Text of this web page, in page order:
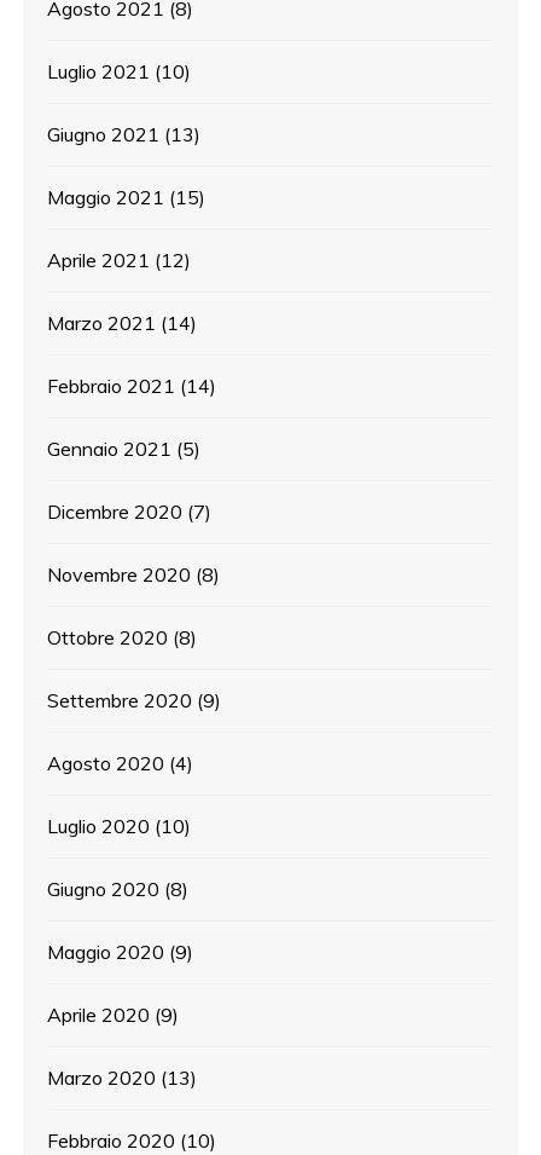
Agosto 2021 (8)
Luglio 2021 (10)
Giugno 2021 (13)
Maggio 2021 (15)
Aprile 2021 (12)
Marzo 2021 (14)
Febbraio 2021 (14)
Gennaio 2021 (5)
Dicembre 2020 (7)
Novembre 2020 (8)
Ottobre 2020 (8)
Settembre 2020 (9)
Agosto 2020 (4)
Luglio 2020 (10)
Giugno 2020 (8)
Maggio 2020 (9)
Aprile 2020 (9)
Marzo 2020 (13)
Febbraio 2020 (10)